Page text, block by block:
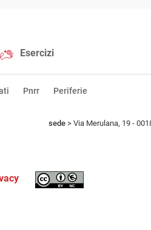
Esercizi
Pnrr Periferie
sede > Via Merulana, 19 -